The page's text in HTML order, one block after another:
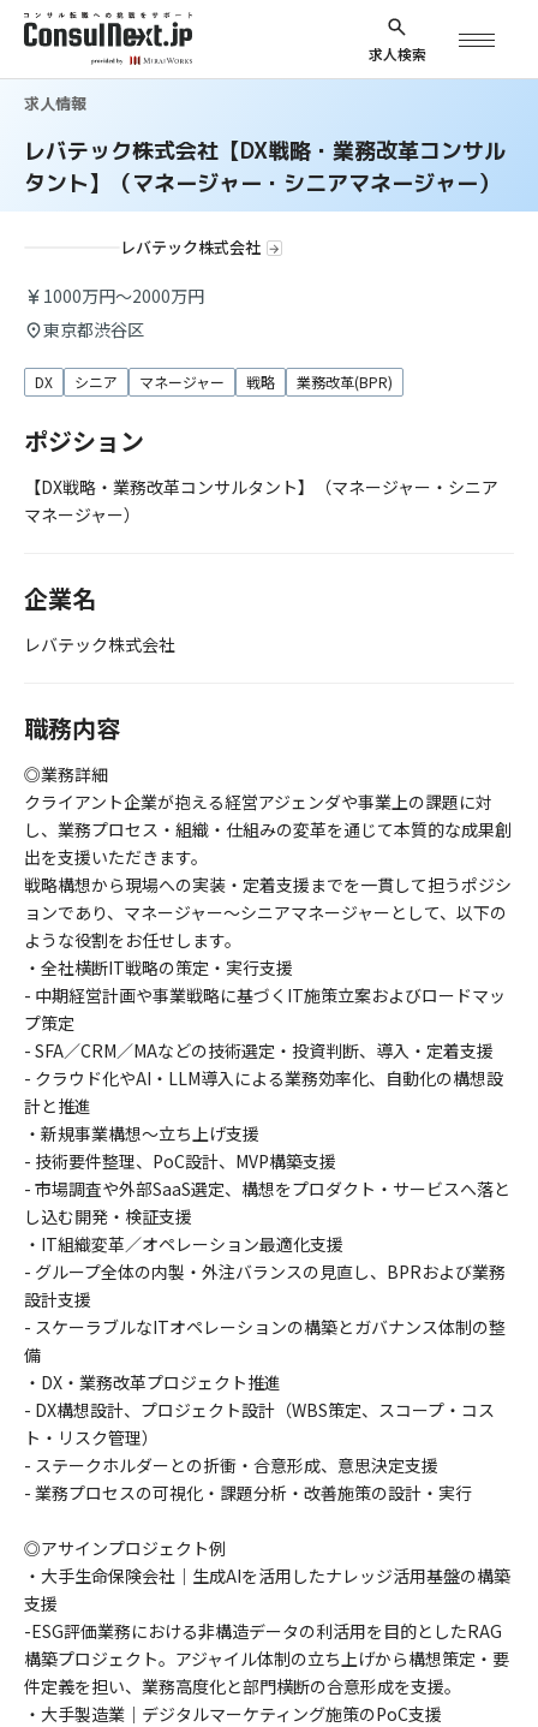
求人検索
求人情報
レバテック株式会社【DX戦略・業務改革コンサル
タント】（マネージャー・シニアマネージャー）
レバテック株式会社
1000万円～2000万円
東京都渋谷区
DX シニア マネージャー 戦略 業務改革(BPR)
ポジション
【DX戦略・業務改革コンサルタント】（マネージャー・シニア
マネージャー）
企業名
レバテック株式会社
職務内容
◎業務詳細
クライアント企業が抱える経営アジェンダや事業上の課題に対
し、業務プロセス・組織・仕組みの変革を通じて本質的な成果創
出を支援いただきます。
戦略構想から現場への実装・定着支援までを一貫して担うポジシ
ョンであり、マネージャー〜シニアマネージャーとして、以下の
ような役割をお任せします。
・全社横断IT戦略の策定・実行支援
- 中期経営計画や事業戦略に基づくIT施策立案およびロードマッ
プ策定
- SFA／CRM／MAなどの技術選定・投資判断、導入・定着支援
- クラウド化やAI・LLM導入による業務効率化、自動化の構想設
計と推進
・新規事業構想〜立ち上げ支援
- 技術要件整理、PoC設計、MVP構築支援
- 市場調査や外部SaaS選定、構想をプロダクト・サービスへ落と
し込む開発・検証支援
・IT組織変革／オペレーション最適化支援
- グループ全体の内製・外注バランスの見直し、BPRおよび業務
設計支援
- スケーラブルなITオペレーションの構築とガバナンス体制の整
備
・DX・業務改革プロジェクト推進
- DX構想設計、プロジェクト設計（WBS策定、スコープ・コス
ト・リスク管理）
- ステークホルダーとの折衝・合意形成、意思決定支援
- 業務プロセスの可視化・課題分析・改善施策の設計・実行
◎アサインプロジェクト例
・大手生命保険会社｜生成AIを活用したナレッジ活用基盤の構築
支援
-ESG評価業務における非構造データの利活用を目的としたRAG
構築プロジェクト。アジャイル体制の立ち上げから構想策定・要
件定義を担い、業務高度化と部門横断の合意形成を支援。
・大手製造業｜デジタルマーケティング施策のPoC支援